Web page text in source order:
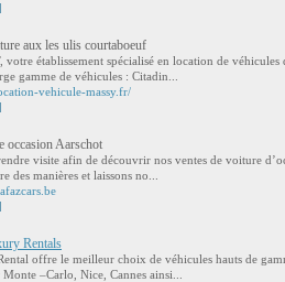
aux les ulis courtaboeuf
votre établissement spécialisé en location de
gamme de véhicules : Citadin...
vehicule-massy.fr/
occasion Aarschot
visite afin de découvrir nos ventes de voiture
des manières et laissons no...
Rentals
offre le meilleur choix de véhicules hauts de
–Carlo, Nice, Cannes ainsi...